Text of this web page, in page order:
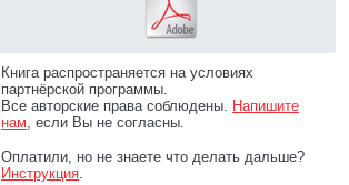
Книга распространяется на условиях
партнёрской программы.
Все авторские права соблюдены. Напишите
нам, если Вы не согласны.
Оплатили, но не знаете что делать дальше?
Инструкция.